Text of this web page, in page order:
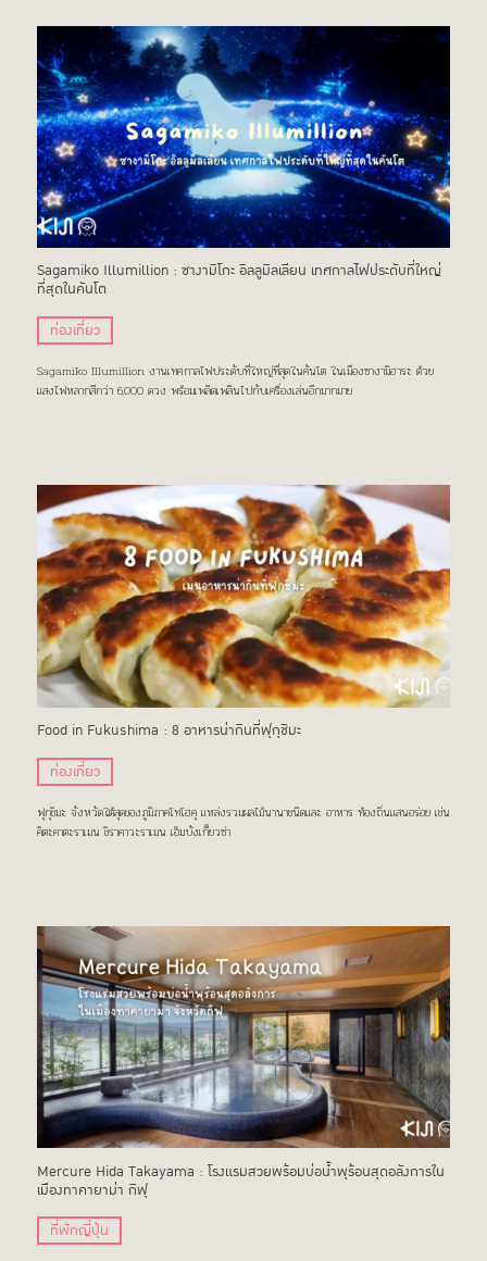
Sagamiko Illumillion : ซางามิโกะ อิลลูมิลเลียน เทศกาลไฟประดับที่ใหญ่
ที่สุดในคันโต
ท่องเที่ยว
Sagamiko Illumillion งานเทศกาลไฟประดับที่ใหญ่ที่สุดในคันโต ในเมืองซางามิฮาระ ด้วย
แสงไฟหลากสีกว่า 6,000 ดวง พร้อมเพลิดเพลินไปกับเครื่องเล่นอีกมากมาย
Food in Fukushima : 8 อาหารน่ากินที่ฟุกุชิมะ
ท่องเที่ยว
ฟุกุชิมะ จังหวัดใต้สุดของภูมิภาคโทโฮคุ แหล่งรวมผลไม้นานาชนิดและ อาหาร ท้องถิ่นแสนอร่อย เช่น
คิตะคาตะราเมน ชิราคาวะราเมน เอ็มบังเกี๊ยวซ่า
Mercure Hida Takayama : โรงแรมสวยพร้อมบ่อน้ำพุร้อนสุดอลังการใน
เมืองทาคายาม่า กิฟุ
ที่พักญี่ปุ่น